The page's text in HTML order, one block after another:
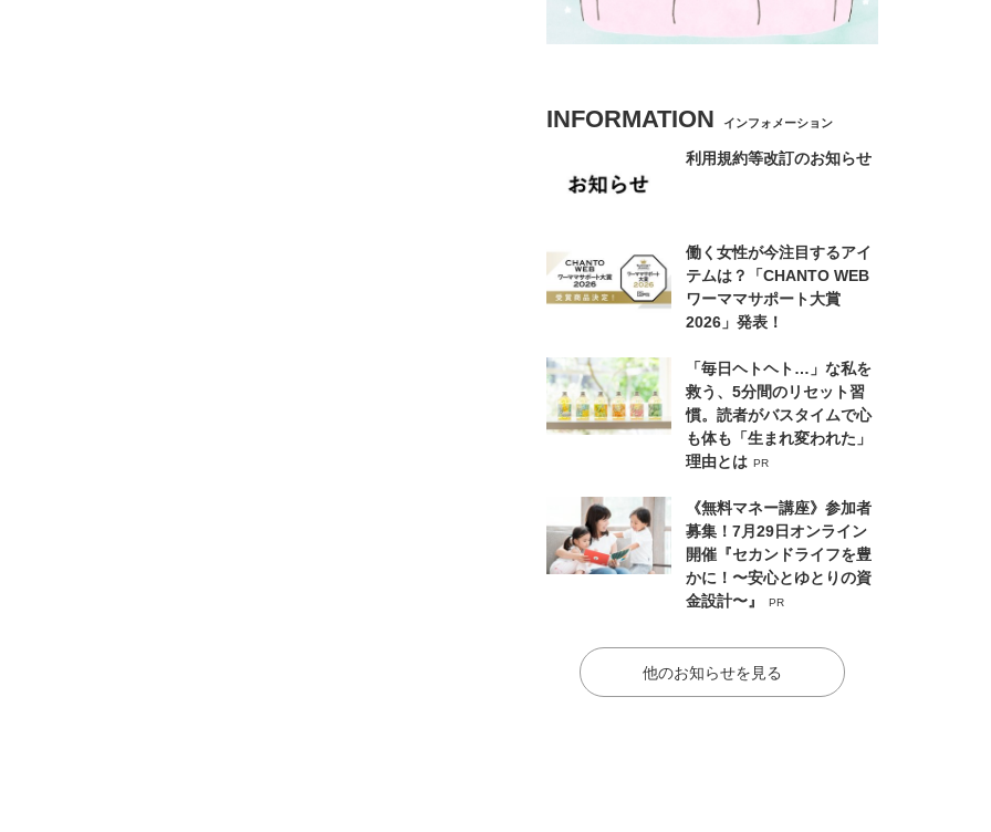
INFORMATION インフォメーション
利用規約等改訂のお知らせ
働く女性が今注目するアイ
テムは？「CHANTO WEB
ワーママサポート大賞
2026」発表！
「毎日ヘトヘト…」な私を
救う、5分間のリセット習
慣。読者がバスタイムで心
も体も「生まれ変われた」
理由とは PR
《無料マネー講座》参加者
募集！7月29日オンライン
開催『セカンドライフを豊
かに！〜安心とゆとりの資
金設計〜』
PR
他のお知らせを見る